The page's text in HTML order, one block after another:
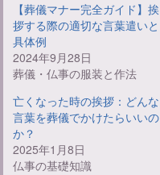
【葬儀マナー完全ガイド】挨
拶する際の適切な言葉遣いと
具体例
2024年9月28日
葬儀・仏事の服装と作法
亡くなった時の挨拶：どんな
言葉を葬儀でかけたらいいの
か？
2025年1月8日
仏事の基礎知識